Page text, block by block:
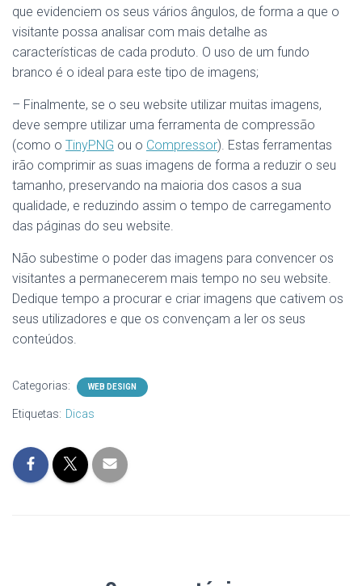
que evidenciem os seus vários ângulos, de forma a que o
visitante possa analisar com mais detalhe as
características de cada produto. O uso de um fundo
branco é o ideal para este tipo de imagens;
– Finalmente, se o seu website utilizar muitas imagens,
deve sempre utilizar uma ferramenta de compressão
(como o TinyPNG ou o Compressor). Estas ferramentas
irão comprimir as suas imagens de forma a reduzir o seu
tamanho, preservando na maioria dos casos a sua
qualidade, e reduzindo assim o tempo de carregamento
das páginas do seu website.
Não subestime o poder das imagens para convencer os
visitantes a permanecerem mais tempo no seu website.
Dedique tempo a procurar e criar imagens que cativem os
seus utilizadores e que os convençam a ler os seus
conteúdos.
Categorias: WEB DESIGN
Etiquetas: Dicas